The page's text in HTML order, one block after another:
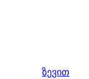
ზევით